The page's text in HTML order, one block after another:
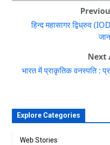
हिन्द महासागर द्विध्रुव
Next
भारत में प्राकृतिक वनस्पति :
Explore Categories
Web Stories